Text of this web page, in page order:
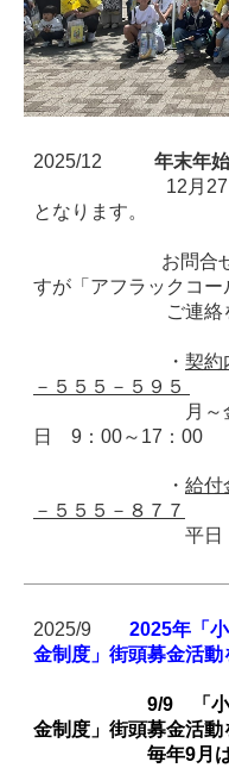
2025/12 年末年始
12月27日～1
となります。
お問合せ等ご
すが「アフラックコ
ご連絡をお願
・ 契約
－５５５－５９５
月～金 9：
日 9：00～17：00
・ 給付
－５５５－８７７
平日
2025/9
2025年「
金制度」街頭募金活動
9/9
「
金制度」街頭募金活動
毎年9月は